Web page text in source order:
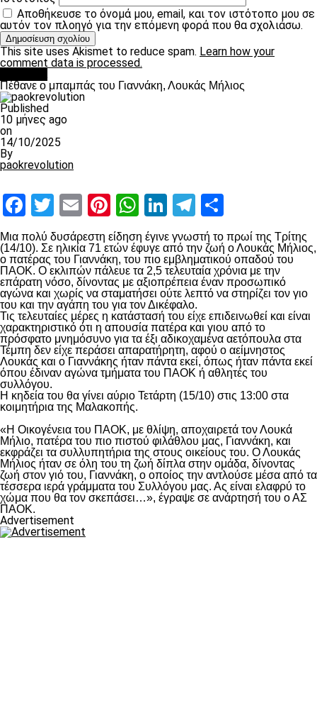
Αποθήκευσε το όνομά μου, email, και τον ιστότοπο μου σε
αυτόν τον πλοηγό για την επόμενη φορά που θα σχολιάσω.
This site uses Akismet to reduce spam. Learn how your
comment data is processed.
Πέθανε ο μπαμπάς του Γιαννάκη, Λουκάς Μήλιος
Published
10 μήνες ago
on
14/10/2025
By
paokrevolution
Facebook
Twitter
EmailPinterest
WhatsApp
LinkedIn
Telegram
Μια πολύ δυσάρεστη είδηση έγινε γνωστή το πρωί της Τρίτης
(14/10). Σε ηλικία 71 ετών έφυγε από την ζωή ο Λουκάς Μήλιος,
ο πατέρας του Γιαννάκη, του πιο εμβληματικού οπαδού του
ΠΑΟΚ. Ο εκλιπών πάλευε τα 2,5 τελευταία χρόνια με την
επάρατη νόσο, δίνοντας με αξιοπρέπεια έναν προσωπικό
αγώνα και χωρίς να σταματήσει ούτε λεπτό να στηρίζει τον γιο
του και την αγάπη του για τον Δικέφαλο.
Τις τελευταίες μέρες η κατάστασή του είχε επιδεινωθεί και είναι
χαρακτηριστικό ότι η απουσία πατέρα και γιου από το
πρόσφατο μνημόσυνο για τα έξι αδικοχαμένα αετόπουλα στα
Τέμπη δεν είχε περάσει απαρατήρητη, αφού ο αείμνηστος
Λουκάς και ο Γιαννάκης ήταν πάντα εκεί, όπως ήταν πάντα εκεί
όπου έδιναν αγώνα τμήματα του ΠΑΟΚ ή αθλητές του
συλλόγου.
Η κηδεία του θα γίνει αύριο Τετάρτη (15/10) στις 13:00 στα
κοιμητήρια της Μαλακοπής.
«Η Οικογένεια του ΠΑΟΚ, με θλίψη, αποχαιρετά τον Λουκά
Μήλιο, πατέρα του πιο πιστού φιλάθλου μας, Γιαννάκη, και
εκφράζει τα συλλυπητήρια της στους οικείους του. Ο Λουκάς
Μήλιος ήταν σε όλη του τη ζωή δίπλα στην ομάδα, δίνοντας
ζωή στον γιό του, Γιαννάκη, ο οποίος την αντλούσε μέσα από τα
τέσσερα ιερά γράμματα του Συλλόγου μας. Ας είναι ελαφρύ το
χώμα που θα τον σκεπάσει…», έγραψε σε ανάρτησή του ο ΑΣ
ΠΑΟΚ.
Advertisement